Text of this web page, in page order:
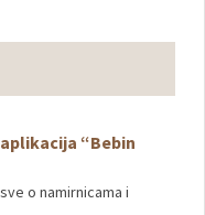
“Bebin
o namirnicama i